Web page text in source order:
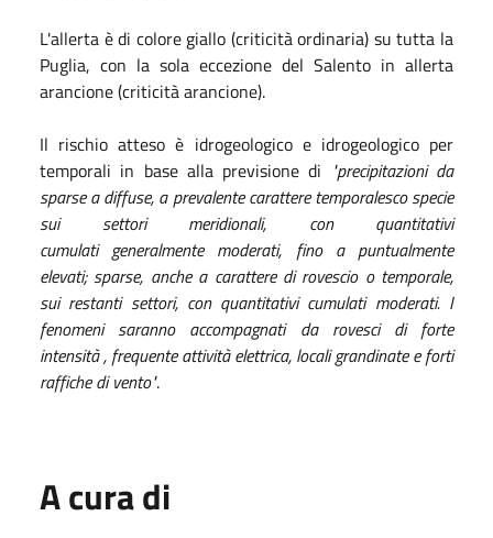
L'allerta è di colore giallo (criticità ordinaria) su tutta la
Puglia, con la sola eccezione del Salento in allerta
arancione (criticità arancione).
Il rischio atteso è idrogeologico e idrogeologico per
temporali in base alla previsione di "precipitazioni da
sparse a diffuse, a prevalente carattere temporalesco specie
sui settori meridionali, con quantitativi
cumulati generalmente moderati, fino a puntualmente
elevati; sparse, anche a carattere di rovescio o temporale,
sui restanti settori, con quantitativi cumulati moderati. I
fenomeni saranno accompagnati da rovesci di forte
intensità , frequente attività elettrica, locali grandinate e forti
raffiche di vento".
A cura di